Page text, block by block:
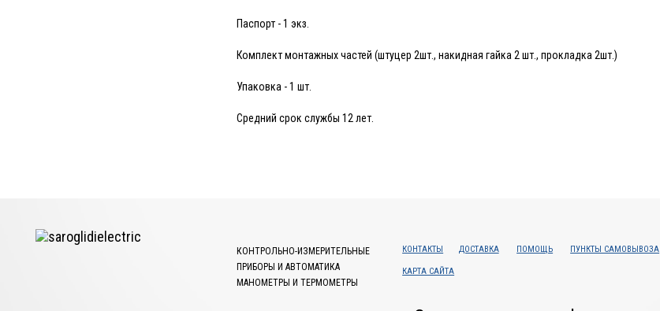
Паспорт - 1 экз.
Комплект монтажных частей (штуцер 2шт., накидная гайка 2 шт., прокладка 2шт.)
Упаковка - 1 шт.
Средний срок службы 12 лет.
КОНТРОЛЬНО-ИЗМЕРИТЕЛЬНЫЕ
ПРИБОРЫ И АВТОМАТИКА
МАНОМЕТРЫ И ТЕРМОМЕТРЫ
КОНТАКТЫ ДОСТАВКА ПОМОЩЬ ПУНКТЫ САМОВЫВОЗА
КАРТА САЙТА